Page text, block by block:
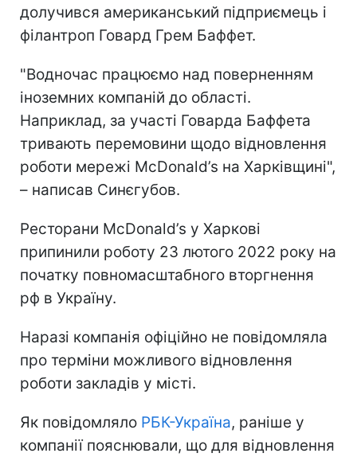
долучився американський підприємець і
філантроп Говард Грем Баффет.
"Водночас працюємо над поверненням
іноземних компаній до області.
Наприклад, за участі Говарда Баффета
тривають перемовини щодо відновлення
роботи мережі McDonald’s на Харківщині",
– написав Синєгубов.
Ресторани McDonald’s у Харкові
припинили роботу 23 лютого 2022 року на
початку повномасштабного вторгнення
рф в Україну.
Наразі компанія офіційно не повідомляла
про терміни можливого відновлення
роботи закладів у місті.
Як повідомляло РБК-Україна, раніше у
компанії пояснювали, що для відновлення